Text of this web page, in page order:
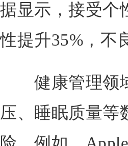
据显示，接受个
性提升35%，不
健康管理领域
压、睡眠质量等